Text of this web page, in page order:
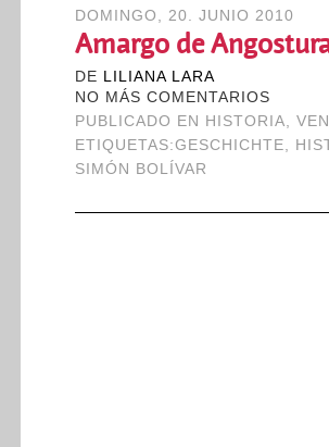
DOMINGO, 20. JUNIO 2010
Amargo de
DE LILIANA LARA
NO MÁS COMENTARIOS
PUBLICADO EN
HISTORIA,
ETIQUETAS:GESCHICHTE,
SIMÓN BOLÍVAR